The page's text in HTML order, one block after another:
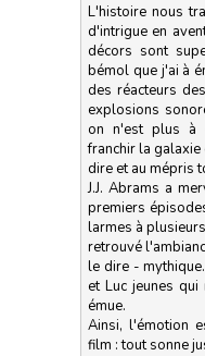
L'histoire nous
d'intrigue en
décors sont
bémol que j'ai à
des réacteurs
explosions
on n'est plus à
franchir la
dire et au mépris
J.J. Abrams a
premiers
larmes à
retrouvé
le dire -
et Luc jeunes
émue.
Ainsi, l'émotion
film : tout sonne